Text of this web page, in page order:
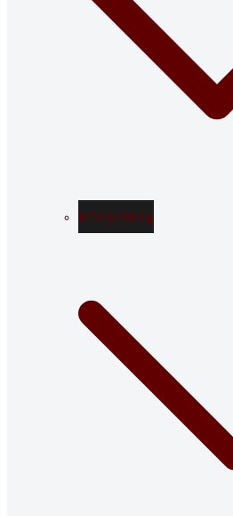
Härteprüfung